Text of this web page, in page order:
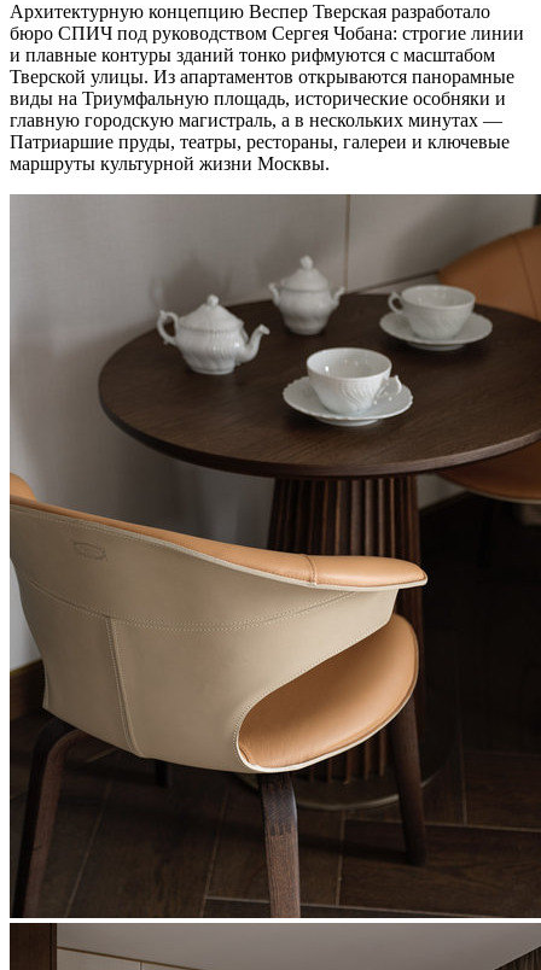
Архитектурную концепцию Веспер Тверская разработало
бюро СПИЧ под руководством Сергея Чобана: строгие линии
и плавные контуры зданий тонко рифмуются с масштабом
Тверской улицы. Из апартаментов открываются панорамные
виды на Триумфальную площадь, исторические особняки и
главную городскую магистраль, а в нескольких минутах —
Патриаршие пруды, театры, рестораны, галереи и ключевые
маршруты культурной жизни Москвы.